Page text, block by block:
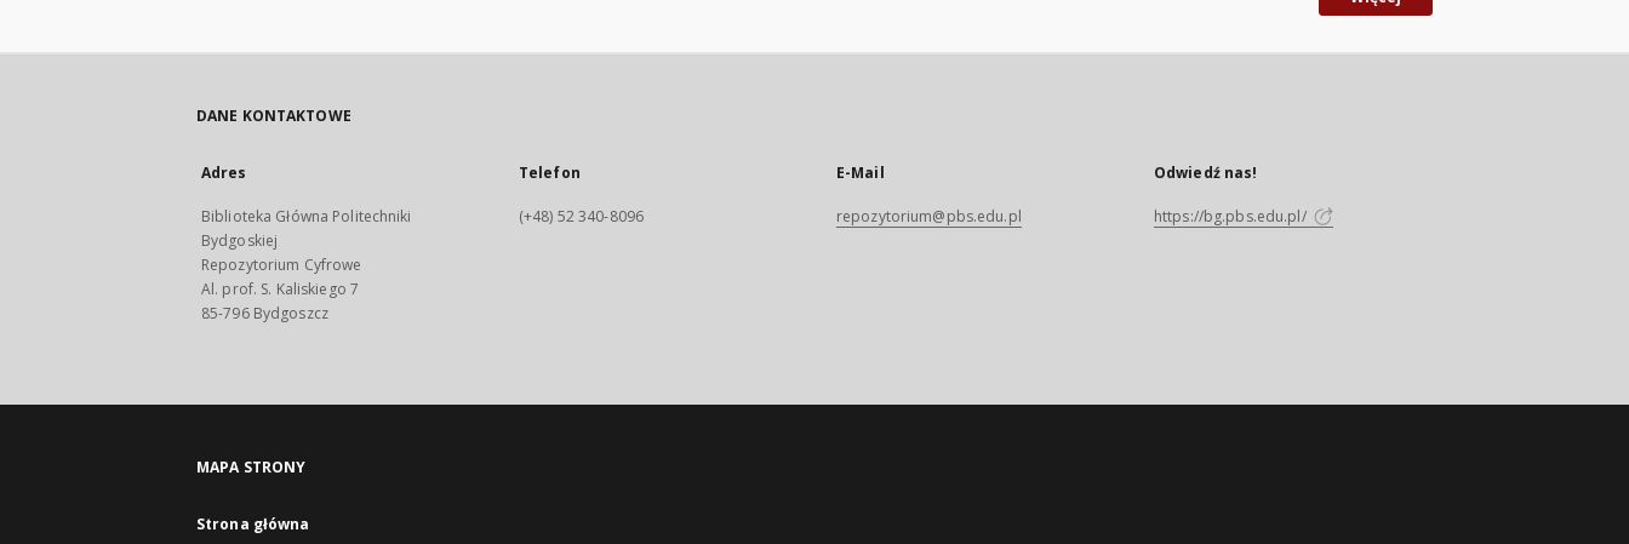
DANE KONTAKTOWE
Adres
Biblioteka Główna Politechniki
Bydgoskiej
Repozytorium Cyfrowe
Al. prof. S. Kaliskiego 7
85-796 Bydgoszcz
Telefon
(+48) 52 340-8096
E-Mail
repozytorium@pbs.edu.pl
Odwiedź nas!
https://bg.pbs.edu.pl/
MAPA STRONY
Strona główna